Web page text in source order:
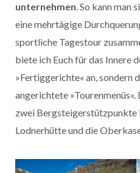
unternehmen. So kann man
eine mehrtägige
sportliche Tagestour
biete ich Euch für das Innere
»Fertiggerichte« an, sondern
angerichtete
zwei Bergsteigerstützpunkte
Lodnerhütte und die